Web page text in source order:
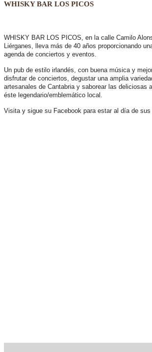
WHISKY BAR LOS PICOS
WHISKY BAR LOS PICOS, en la calle Camilo
Liérganes, lleva más de 40 años proporcionando
agenda de conciertos y eventos.
Un pub de estilo irlandés, con buena música y
disfrutar de conciertos, degustar una amplia
artesanales de Cantabria y saborear las deliciosas
éste legendario/emblemático local.
Visita y sigue su Facebook para estar al día de